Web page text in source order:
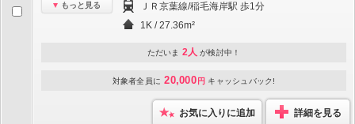
もっと見る
ＪＲ京葉線/稲毛海岸駅 歩1分
1K / 27.36m²
ただいま 2人 が検討中！
対象者全員に 20,000 円 キャッシュバック!
お気に入りに追加 詳細を見る